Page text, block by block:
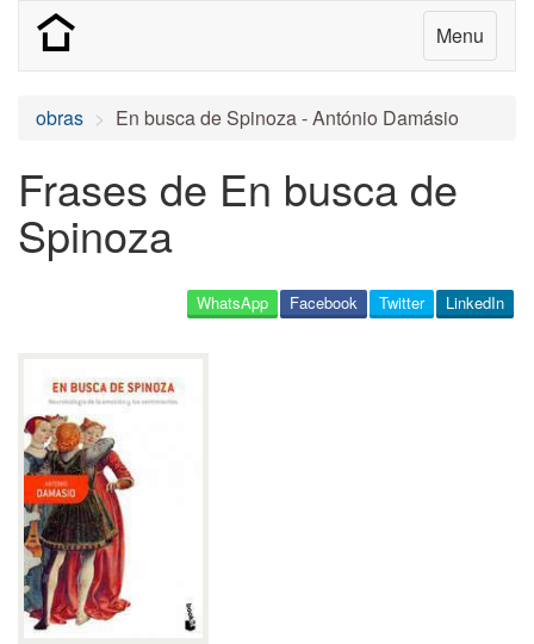
Menu
obras En busca de Spinoza - António Damásio
Frases de En busca de
Spinoza
LinkedIn
Twitter
Facebook
WhatsApp